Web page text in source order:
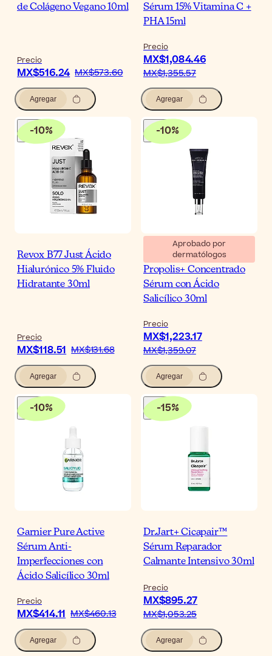
de Colágeno Vegano 10ml
Precio
MX$516.24 MX$573.60
Agregar
Sérum 15% Vitamina C +
PHA 15ml
Precio
MX$1,084.46
MX$1,355.57
Agregar
-10%
Revox B77 Just Ácido
Hialurónico 5% Fluido
Hidratante 30ml
Precio
MX$118.51 MX$131.68
Agregar
-10%
Aprobado por
dermatólogos
Esthederm Intensive
Propolis+ Concentrado
Sérum con Ácido
Salicílico 30ml
Precio
MX$1,223.17
MX$1,359.07
Agregar
-10%
Garnier Pure Active
Sérum Anti-
Imperfecciones con
Ácido Salicílico 30ml
Precio
MX$414.11 MX$460.13
Agregar
-15%
Dr.Jart+ Cicapair™
Sérum Reparador
Calmante Intensivo 30ml
Precio
MX$895.27
MX$1,053.25
Agregar